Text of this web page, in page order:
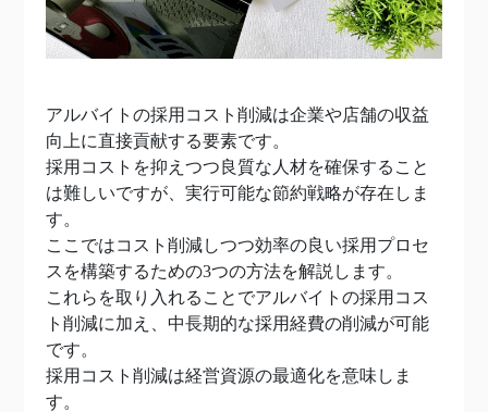
アルバイトの採用コスト削減は企業や店舗の収益
向上に直接貢献する要素です。
採用コストを抑えつつ良質な人材を確保すること
は難しいですが、実行可能な節約戦略が存在しま
す。
ここではコスト削減しつつ効率の良い採用プロセ
スを構築するための3つの方法を解説します。
これらを取り入れることでアルバイトの採用コス
ト削減に加え、中長期的な採用経費の削減が可能
です。
採用コスト削減は経営資源の最適化を意味しま
す。